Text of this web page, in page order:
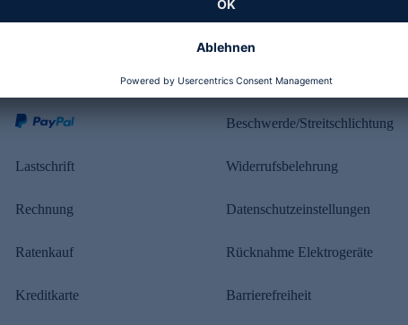
Lastschrift
Rechnung
Ratenkauf
Kreditkarte
Rechtliches
Beschwerde/Streitschlichtung
Widerrufsbelehrung
Datenschutzeinstellungen
Rücknahme Elektrogeräte
Barrierefreiheit